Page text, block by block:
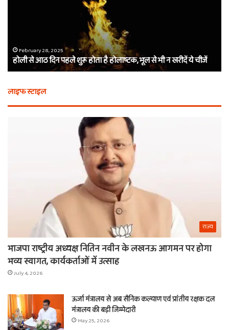
होलाष्टक,
भूल
से
न
खरीदें
February 28, 2025
होली से आठ दिन पहले शुरू होता है होलाष्टक, भूल से भी न खरीदें ये चीजें
लाइफ स्टाइल
राज्य
भाजपा राष्ट्रीय अध्यक्ष नितिन नवीन के लखनऊ आगमन पर होगा
भव्य स्वागत, कार्यकर्ताओं में उत्साह
July 4, 2026
ऊर्जा मंत्रालय से अब सैनिक कल्याण एवं प्रांतीय रक्षक दल
मंत्रालय की बड़ी जिम्मेदारी
May 25, 2026